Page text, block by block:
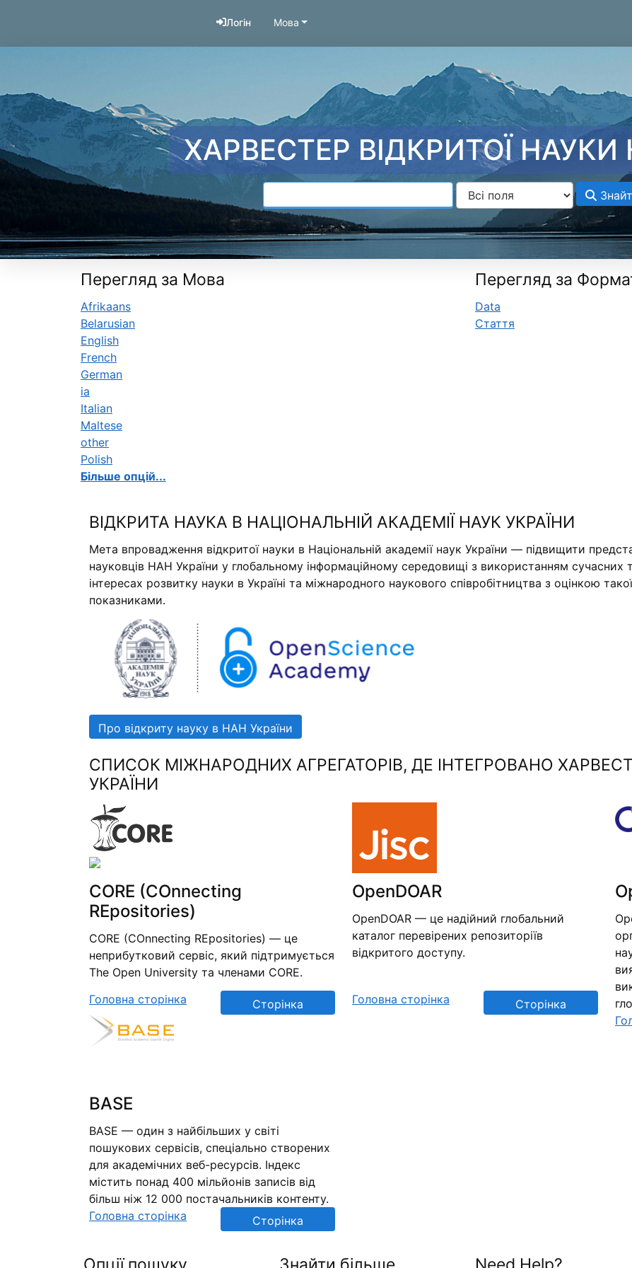
Логін
Мова
ХАРВЕСТЕР ВІДКРИТОЇ НАУКИ
Перегляд за Мова
Afrikaans
Belarusian
English
French
German
ia
Italian
Maltese
other
Polish
Більше опцій...
Перегляд за
Data
Стаття
ВІДКРИТА НАУКА В НАЦІОНАЛЬНІЙ АКАДЕМІЇ НАУК УКРАЇНИ
Мета впровадження відкритої науки в Національній академії наук України — підвищити
науковців НАН України у глобальному інформаційному середовищі з використанням сучасних
інтересах розвитку науки в Україні та міжнародного наукового співробітництва з оцінкою
показниками.
Про відкриту науку в НАН України
СПИСОК МІЖНАРОДНИХ АГРЕГАТОРІВ, ДЕ ІНТЕГРОВАНО
УКРАЇНИ
CORE (COnnecting
REpositories)
CORE (COnnecting REpositories) — це
неприбутковий сервіс, який підтримується
The Open University та членами CORE.
Головна сторінка
Сторінка
OpenDOAR
OpenDOAR — це надійний глобальний
каталог перевірених репозиторіїв
відкритого доступу.
Головна сторінка
Сторінка
BASE
BASE — один з найбільших у світі
пошукових сервісів, спеціально створених
для академічних веб-ресурсів. Індекс
містить понад 400 мільйонів записів від
більш ніж 12 000 постачальників контенту.
Головна сторінка
Сторінка